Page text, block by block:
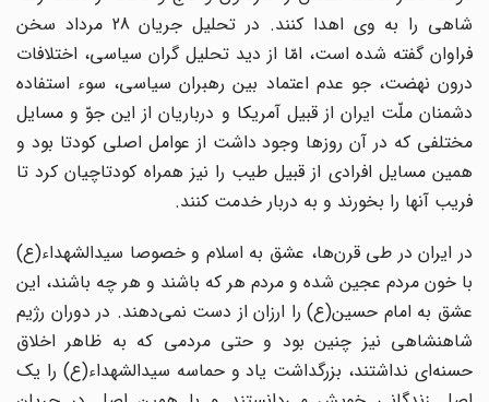
شاهى را به وى اهدا کنند. در تحلیل جریان 28 مرداد سخن
فراوان گفته شده است، امّا از دید تحلیل گران سیاسى، اختلافات
درون نهضت، جو عدم اعتماد بین رهبران سیاسى، سوء استفاده
دشمنان ملّت ایران از قبیل آمریکا و درباریان از این جوّ و مسایل
مختلفى که در آن روزها وجود داشت از عوامل اصلى کودتا بود و
همین مسایل افرادى از قبیل طیب را نیز همراه کودتاچیان کرد تا
فریب آنها را بخورند و به دربار خدمت کنند.
در ایران در طى قرن‌ها، عشق به اسلام و خصوصا سیدالشهداء(ع)
با خون مردم عجین شده و مردم هر که باشند و هر چه باشند، این
عشق به امام حسین(ع) را ارزان از دست نمى‌دهند. در دوران رژیم
شاهنشاهى نیز چنین بود و حتى مردمى که به ظاهر اخلاق
حسنه‌اى نداشتند، بزرگداشت یاد و حماسه سیدالشهداء(ع) را یک